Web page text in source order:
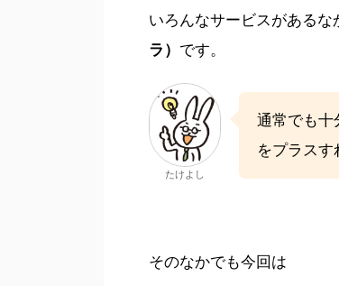
いろんなサービスがある
ラ） です。
たけよし
通常でも十
をプラスす
そのなかでも今回は